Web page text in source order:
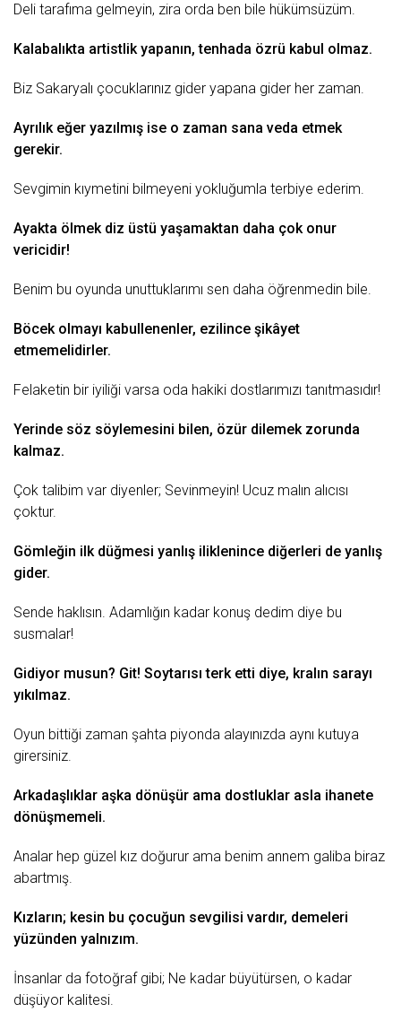
Deli tarafıma gelmeyin, zira orda ben bile hükümsüzüm.
Kalabalıkta artistlik yapanın, tenhada özrü kabul olmaz.
Biz Sakaryalı çocuklarınız gider yapana gider her zaman.
Ayrılıkeğer yazılmış ise o zaman sana veda etmek
gerekir.
Sevgimin kıymetini bilmeyeni yokluğumla terbiye ederim.
Ayakta ölmekdiz üstü yaşamaktan daha çok onur
vericidir!
Benim bu oyunda unuttuklarımı sen daha öğrenmedin bile.
Böcek olmayı kabullenenler, ezilince şikâyet
etmemelidirler.
Felaketin bir iyiliği varsa oda hakiki dostlarımızı tanıtmasıdır!
Yerinde söz söylemesini bilen, özür dilemekzorunda
kalmaz.
Çok talibim var diyenler; Sevinmeyin! Ucuz malın alıcısı
çoktur.
Gömleğin ilk düğmesi yanlış iliklenince diğerleri de yanlış
gider.
Sende haklısın. Adamlığın kadar konuş dedim diye bu
susmalar!
Gidiyor musun? Git! Soytarısıterketti diye, kralın sarayı
yıkılmaz.
Oyun bittiği zaman şahta piyonda alayınızda aynı kutuya
girersiniz.
Arkadaşlıklar aşka dönüşür ama dostluklar asla ihanete
dönüşmemeli.
Analar hep güzel kız doğurur ama benim annem galiba biraz
abartmış.
Kızların; kesin bu çocuğun sevgilisi vardır, demeleri
yüzünden yalnızım.
İnsanlar da fotoğraf gibi; Ne kadar büyütürsen, o kadar
düşüyor kalitesi.